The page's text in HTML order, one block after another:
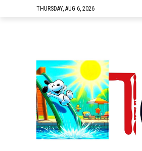
THURSDAY, AUG 6, 2026